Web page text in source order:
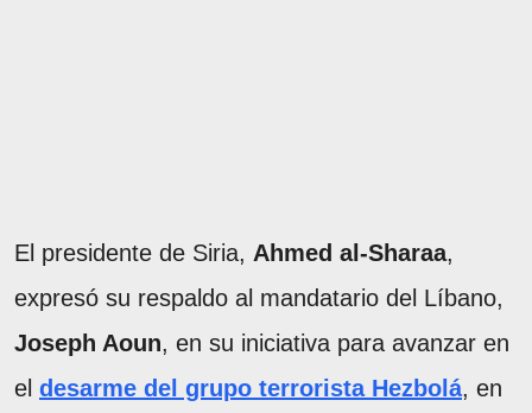
El presidente de Siria, Ahmed al-Sharaa,
expresó su respaldo al mandatario del Líbano,
Joseph Aoun, en su iniciativa para avanzar en
el desarme del grupo terrorista Hezbolá, en